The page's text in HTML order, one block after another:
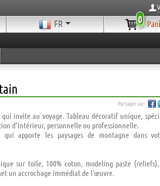
FR 0
Partager sur:
invite au voyage. Tableau décoratif unique,
d’intérieur, personnelle ou professionnelle.
apporte les paysages de montagne dans
sur toile, 100% coton, modeling paste
un accrochage immédiat de l'œuvre.